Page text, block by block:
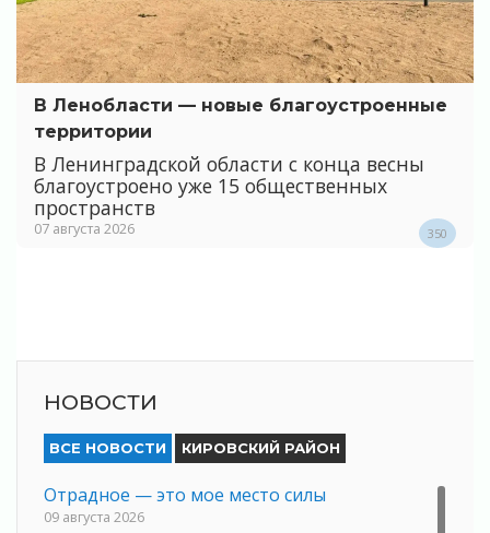
В Ленобласти — новые благоустроенные
территории
В Ленинградской области с конца весны
благоустроено уже 15 общественных
пространств
07 августа 2026 350
НОВОСТИ
ВСЕ НОВОСТИ КИРОВСКИЙ РАЙОН
Отрадное — это мое место силы
09 августа 2026